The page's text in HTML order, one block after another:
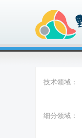
技术领域：
细分领域：